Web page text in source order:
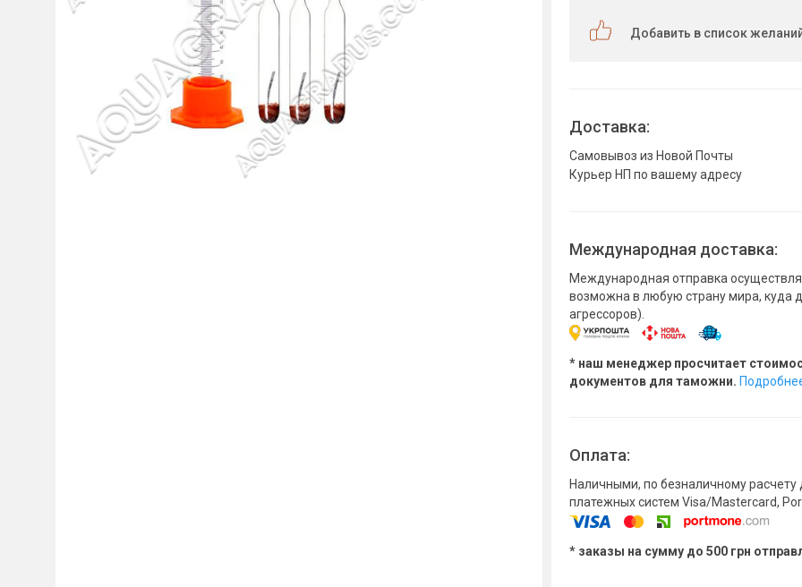
Добавить в список
Доставка:
Самовывоз из Новой Почты
Курьер НП по вашему адресу
Международная доставка:
Международная отправка
возможна в любую страну мира, куда
агрессоров).
* наш менеджер просчитает
документов для таможни.
Оплата:
Наличными, по безналичному
платежных систем Visa/Mastercard,
* заказы на сумму до 500 грн